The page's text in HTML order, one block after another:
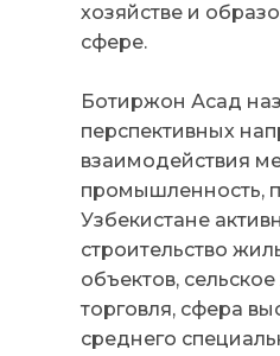
хозяйстве и
сфере.
Ботиржон Асад
перспективных
взаимодействия
промышленность,
Узбекистане
строительство
объектов, сельское
торговля, сфера
среднего